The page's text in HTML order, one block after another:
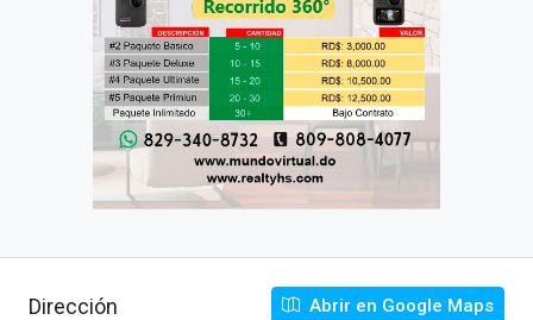
Dirección Abrir en Google Maps